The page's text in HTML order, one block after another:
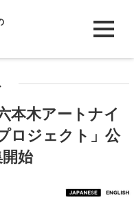
本木アートナイ
ロジェクト」公
始